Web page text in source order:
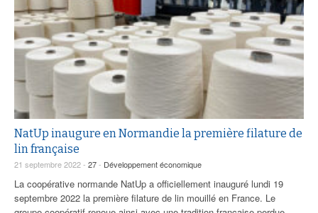
NatUp inaugure en Normandie la première filature de
lin française
21 septembre 2022 - 27- Développement économique
La coopérative normande NatUp a officiellement inauguré lundi 19
septembre 2022 la première filature de lin mouillé en France. Le